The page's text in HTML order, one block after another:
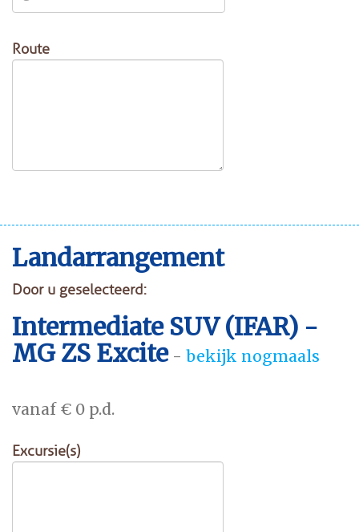
Route
Landarrangement
Door u geselecteerd:
Intermediate SUV (IFAR) -
MG ZS Excite- bekijk nogmaals
vanaf € 0 p.d.
Excursie(s)